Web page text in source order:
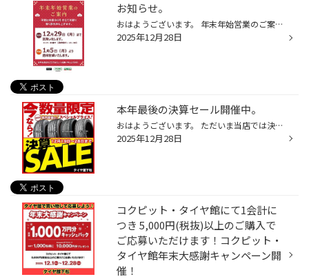
お知らせ。
おはようございます。 年末年始営業のご案内 年末年始店舗定休日のお知らせ 2025年12月30日（火）から2026年1月4日（日）まで。 2026年1月5日（月）から通常営業いたします。 タイヤ館下松 新品タイヤへの交換はネット予約出来ますよ。 タイヤ購入相談予約も出来ますので 是非、お気軽にご利用くだ...
2025年12月28日
本年最後の決算セール開催中。
おはようございます。 ただいま当店では決算セールと「年末大感謝祭キャンペーン」を同時開催中！年末年始に向けた安全点検から「空気圧補充」、もちろんタイヤ交換、オイル交換まで大好評受付中！スタッドレスタイヤですか？お任せください！スタッドレスへの履き替えですか？お任せください！この...
2025年12月28日
コクピット・タイヤ館にて1会計に
つき 5,000円(税抜)以上のご購入で
ご応募いただけます！コクピット・
タイヤ館年末大感謝キャンペーン開
催！